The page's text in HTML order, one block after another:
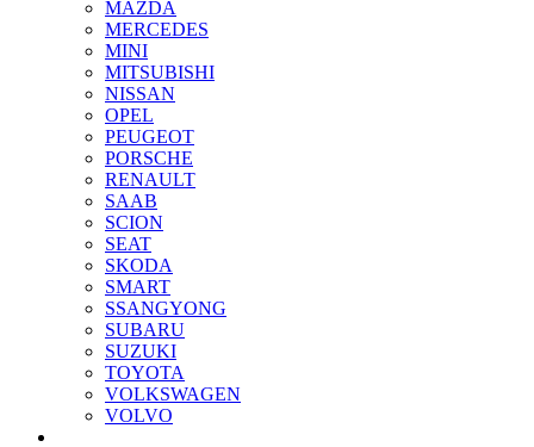
MAZDA
MERCEDES
MINI
MITSUBISHI
NISSAN
OPEL
PEUGEOT
PORSCHE
RENAULT
SAAB
SCION
SEAT
SKODA
SMART
SSANGYONG
SUBARU
SUZUKI
TOYOTA
VOLKSWAGEN
VOLVO